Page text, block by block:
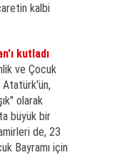
kalbi
kutladı
ve Çocuk
Atatürk'ün,
olarak
büyük bir
de, 23
Bayramı için